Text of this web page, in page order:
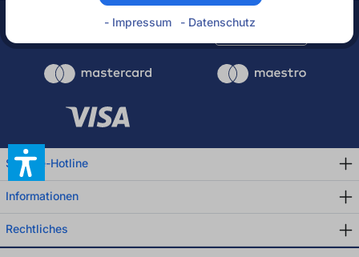
Rechnung
Service-Hotline
Informationen
Rechtliches
- Impressum - Datenschutz